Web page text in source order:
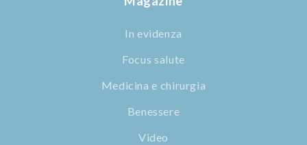
In evidenza
Focus salute
Medicina e chirurgia
Benessere
Video